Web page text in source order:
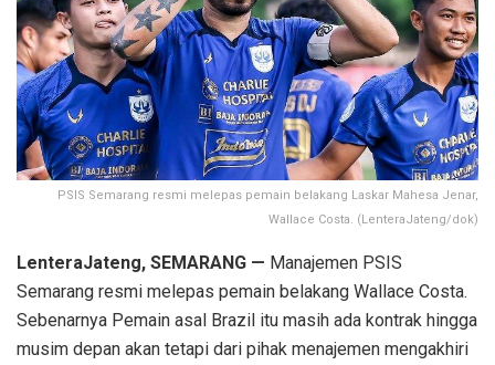
PSIS Semarang resmi melepas pemain belakang Laskar Mahesa Jenar,
Wallace Costa. (LenteraJateng/dok)
LenteraJateng, SEMARANG — Manajemen PSIS
Semarang resmi melepas pemain belakang Wallace Costa.
Sebenarnya Pemain asal Brazil itu masih ada kontrak hingga
musim depan akan tetapi dari pihak menajemen mengakhiri